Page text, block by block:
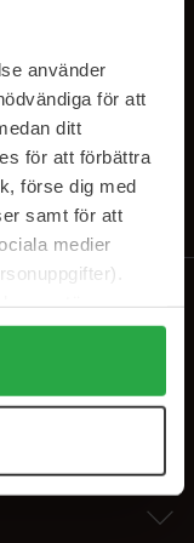
använder
för att
ditt
för att förbättra
förse dig med
samt för att
medier
accepterar du
kan anpassa
helst återkalla
. Du kan melde deg